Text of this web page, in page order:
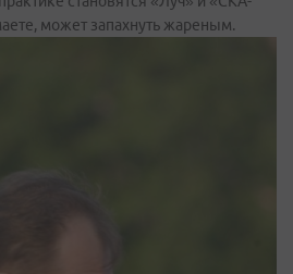
может запахнуть жареным.